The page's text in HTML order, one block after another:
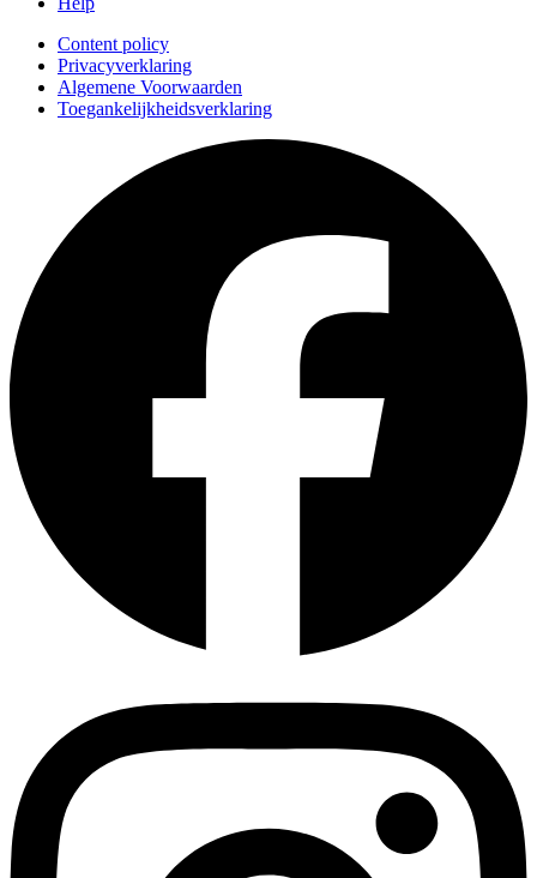
Content policy
Privacyverklaring
Algemene Voorwaarden
Toegankelijkheidsverklaring